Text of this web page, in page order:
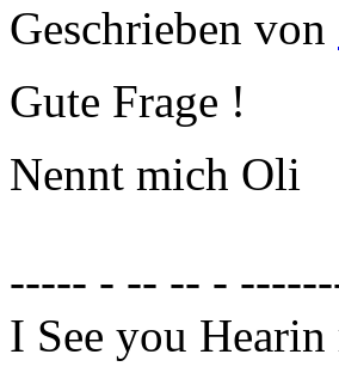
Geschrieben von
Gute Frage !
Nennt mich Oli
----- - -- -- -
I See you Hearin